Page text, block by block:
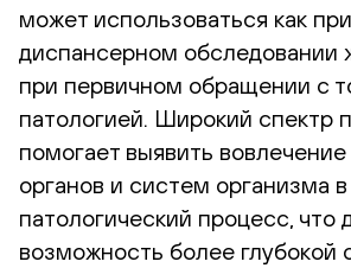
может использоваться как при
диспансерном обследовании
при первичном обращении с
патологией. Широкий спектр
помогает выявить
органов и систем организма в
патологический процесс, что
возможность более глубокой